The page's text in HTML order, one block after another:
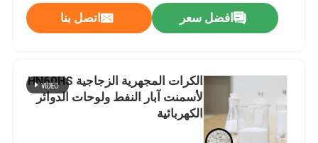
افضل سعر اتصل بنا
الكرات المجهرية الزجاجية HN60HS
لأسمنت آبار النفط ولوحات الدوائر
الكهربائية